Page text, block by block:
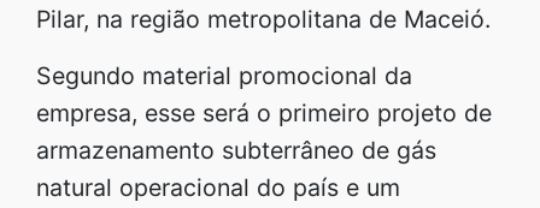
Pilar, na região metropolitana de Maceió.
Segundo material promocional da
empresa, esse será o primeiro projeto de
armazenamento subterrâneo de gás
natural operacional do país e um